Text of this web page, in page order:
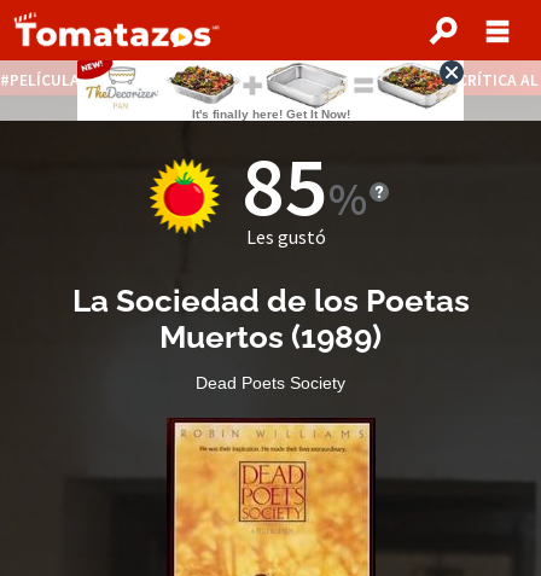
PELÍCULAS STREAMING GRATIS NOTICIAS DESTACADAS CRÍTICA
85
Les gustó
La Sociedad de los Poetas
Muertos (1989)
Dead Poets Society